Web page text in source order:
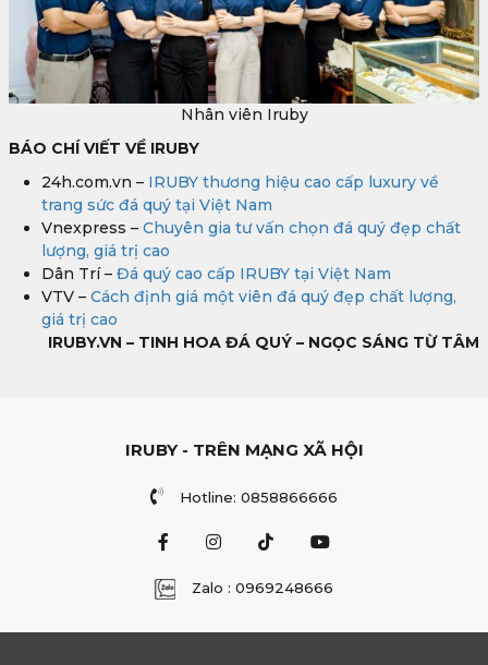
Nhân viên Iruby
BÁO CHÍ VIẾT VỀ IRUBY
24h.com.vn – IRUBY thương hiệu cao cấp luxury về
trang sức đá quý tại Việt Nam
Vnexpress – Chuyên gia tư vấn chọn đá quý đẹp chất
lượng, giá trị cao
Dân Trí – Đá quý cao cấp IRUBY tại Việt Nam
VTV – Cách định giá một viên đá quý đẹp chất lượng,
giá trị cao
IRUBY.VN – TINH HOA ĐÁ QUÝ – NGỌC SÁNG TỪ TÂM
IRUBY - TRÊN MẠNG XÃ HỘI
Hotline: 0858866666
Zalo : 0969248666